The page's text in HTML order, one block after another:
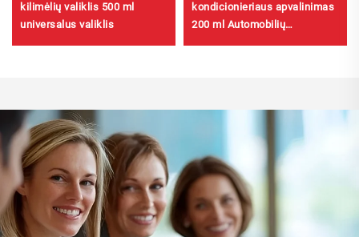
kilimėlių valiklis 500 ml
universalus valiklis
kondicionieriaus apvalinimas
200 ml Automobilių